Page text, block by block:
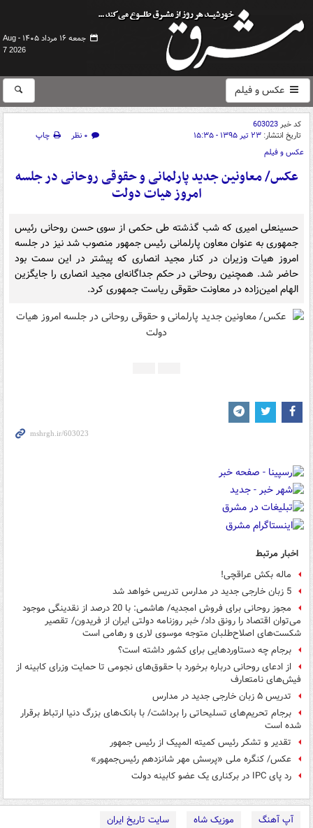
جمعه ۱۶ مرداد ۱۴۰۵ -
Aug
7 2026
عکس و فیلم
کد خبر603023
تاریخ انتشار: ۲۳ تیر ۱۳۹۵ - ۱۵:۳۵ ۰ نظر
چاپ
عکس و فیلم
عکس/ معاونین جدید پارلمانی و حقوقی روحانی در جلسه
امروز هیات دولت
حسینعلی امیری که شب گذشته طی حکمی از سوی حسن روحانی رئیس
جمهوری به عنوان معاون پارلمانی رئیس جمهور منصوب شد نیز در جلسه
امروز هیات وزیران در کنار مجید انصاری که پیشتر در این سمت بود
حاضر شد. همچنین روحانی در حکم جداگانه‌ای مجید انصاری را جایگزین
الهام امین‌زاده در معاونت حقوقی ریاست جمهوری کرد.
اخبار مرتبط
ماله بکش عراقچی!
5 زبان خارجی جدید در مدارس تدریس خواهد شد
مجوز روحانی برای فروش امجدیه/ هاشمی: با 20 درصد از نقدینگی موجود
می‌توان اقتصاد را رونق داد/ خبر روزنامه دولتی ایران از فریدون/ تقصیر
شکست‌های اصلاح‌طلبان متوجه موسوی لاری و رهامی است
برجام چه دستاوردهایی برای کشور داشته است؟
از ادعای روحانی درباره برخورد با حقوق‌های نجومی تا حمایت وزرای کابینه از
فیش‌های نامتعارف
تدریس ۵ زبان خارجی جدید در مدارس
برجام تحریم‌های تسلیحاتی را برداشت/ با بانک‌های بزرگ دنیا ارتباط برقرار
شده است
تقدیر و تشکر رئیس کمیته المپیک از رئیس جمهور
عکس/ کنگره ملی «پرسش مهر شانزدهم رئیس‌جمهور»
رد پای IPC در برکناری یک عضو کابینه دولت
آپ آهنگ موزیک شاه
سایت تاریخ ایران